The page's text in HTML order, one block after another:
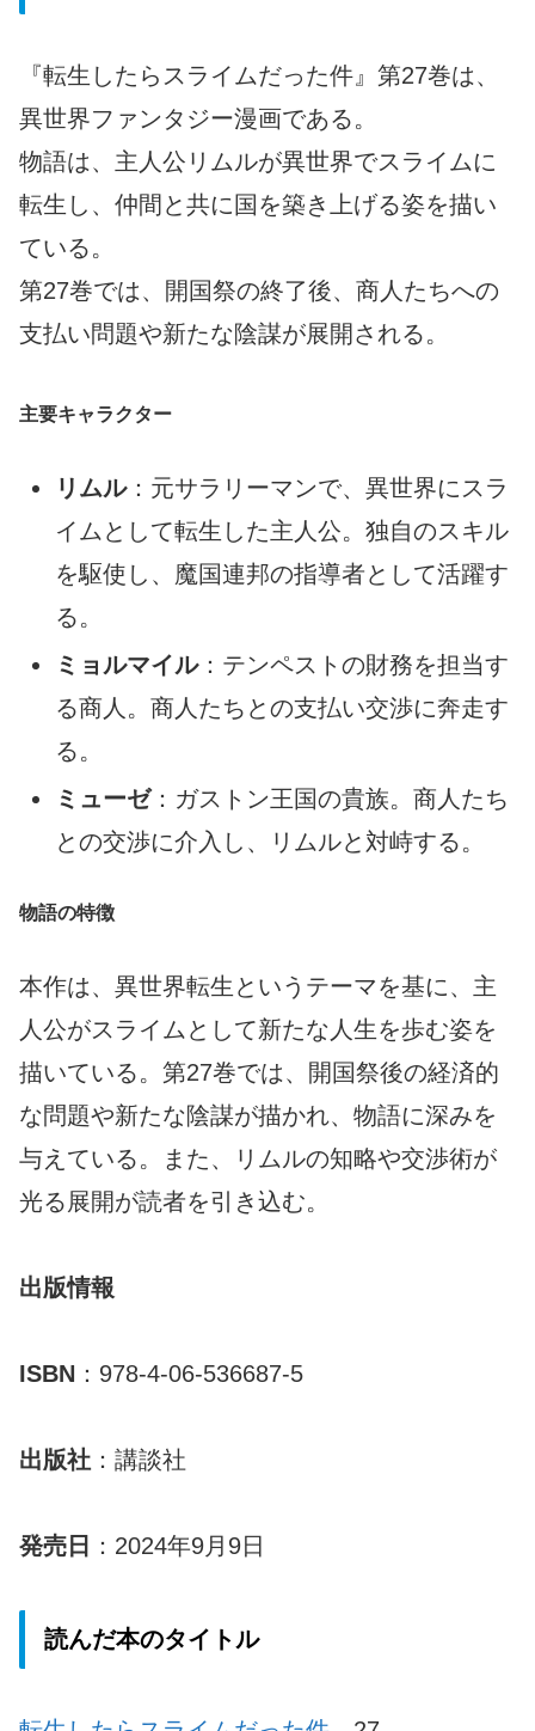
『転生したらスライムだった件』第27巻は、
異世界ファンタジー漫画である。
物語は、主人公リムルが異世界でスライムに
転生し、仲間と共に国を築き上げる姿を描い
ている。
第27巻では、開国祭の終了後、商人たちへの
支払い問題や新たな陰謀が展開される。
主要キャラクター
リムル：元サラリーマンで、異世界にスラ
イムとして転生した主人公。独自のスキル
を駆使し、魔国連邦の指導者として活躍す
る。
ミョルマイル：テンペストの財務を担当す
る商人。商人たちとの支払い交渉に奔走す
る。
ミューゼ：ガストン王国の貴族。商人たち
との交渉に介入し、リムルと対峙する。
物語の特徴
本作は、異世界転生というテーマを基に、主
人公がスライムとして新たな人生を歩む姿を
描いている。第27巻では、開国祭後の経済的
な問題や新たな陰謀が描かれ、物語に深みを
与えている。また、リムルの知略や交渉術が
光る展開が読者を引き込む。
出版情報
ISBN ：978-4-06-536687-5
出版社 ：講談社
発売日 ：2024年9月9日
読んだ本のタイトル